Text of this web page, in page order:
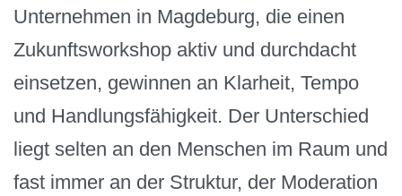
Unternehmen in Magdeburg, die einen
Zukunftsworkshop aktiv und durchdacht
einsetzen, gewinnen an Klarheit, Tempo
und Handlungsfähigkeit. Der Unterschied
liegt selten an den Menschen im Raum und
fast immer an der Struktur, der Moderation